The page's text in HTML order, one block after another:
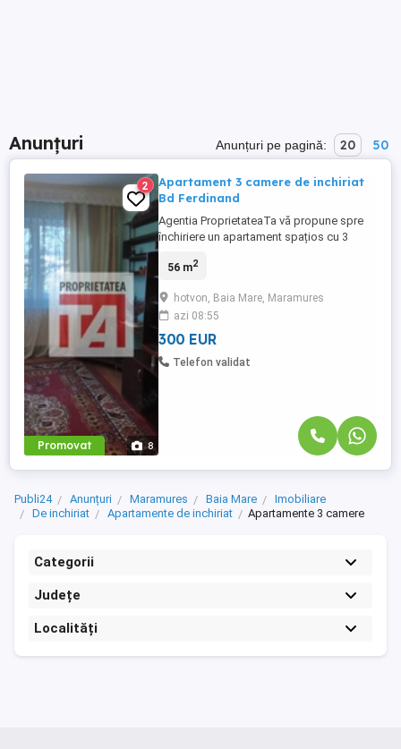
Anunțuri Anunțuri pe pagină: 20 50
Promovat 8
2
Apartament 3 camere de inchiriat
Bd Ferdinand
Agentia ProprietateaTa vă propune spre
închiriere un apartament spațios cu 3
Ferdinand, într-o zonă centrală, cu acces
instituții și puncte de interes. 🏡 Detalii
apartament Suprafață: 68 mp utili
Compartimentare: Living ...
56 m2
hotvon, Baia Mare, Maramures
azi 08:55
300 EUR
Telefon validat
Publi24 Anunțuri Maramures Baia Mare
Imobiliare
De inchiriat
Apartamente de inchiriat Apartamente 3 camere
Categorii
Județe
Localități